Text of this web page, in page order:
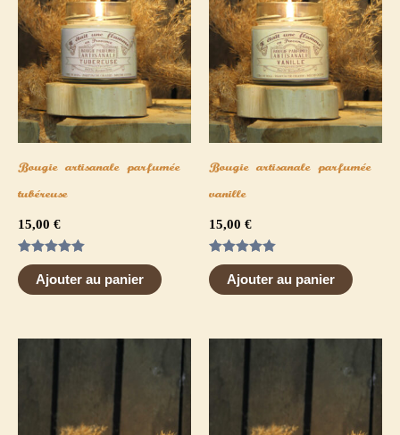
Bougie artisanale parfumée
tubéreuse
15,00 €
Note
5.00
sur 5
Ajouter au panier
Bougie artisanale parfumée
vanille
15,00 €
Note
5.00
sur 5
Ajouter au panier